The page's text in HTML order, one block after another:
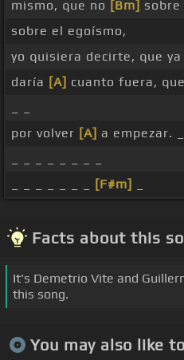
mismo, que no [Bm] sobre
sobre el egoísmo,
yo quisiera decirte, que ya
daría [A] cuanto fuera,
por volver [A] a empezar. _
[F#m]
Facts about this
It's Demetrio Vite and
this song.
You may also like